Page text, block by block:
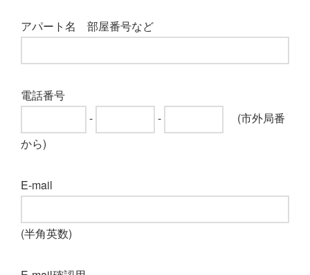
アパート名 部屋番号など
電話番号
-
-
(市外局番
から)
E-mail
(半角英数)